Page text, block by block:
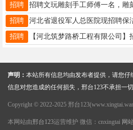
招聘
招聘
招聘
声明： 本站所有信息均由发布者提供，请您
信息对您造成的任何损失，邢台123不承担一切
Copyright © 2022-2025 邢台
本网站由邢台123运营维护 微信：cnxingtai 网